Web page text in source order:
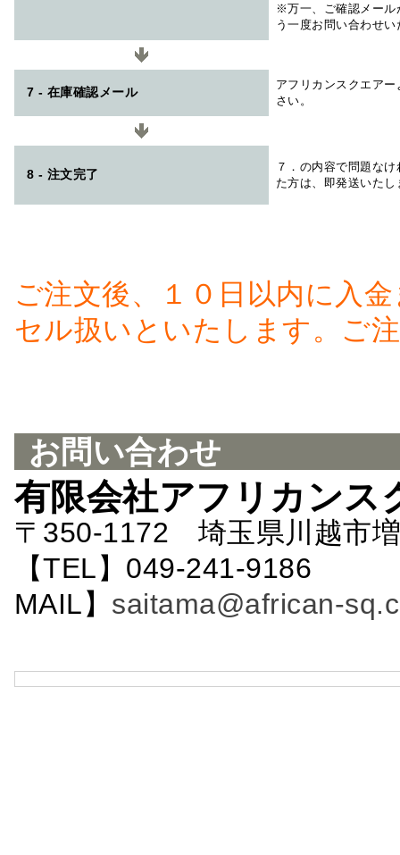
※万一、ご確認メール
う一度お問い合わせ
7 - 在庫確認メール
アフリカンスクエアー
さい。
8 - 注文完了
７．の内容で問題な
た方は、即発送いたし
ご注文後、１０日以内に入
セル扱いといたします。ご
お問い合わせ
有限会社アフリカンス
〒350-1172 埼玉県川越市
【TEL】049-241-
MAIL】 saitama@african-